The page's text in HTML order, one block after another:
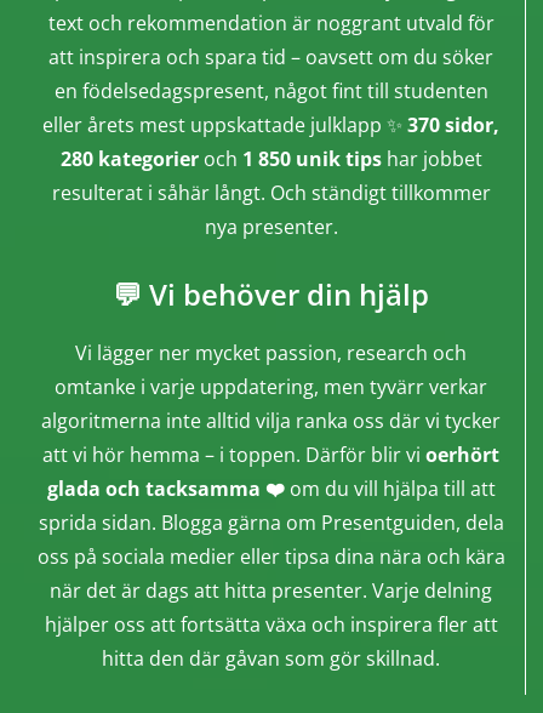
text och rekommendation är noggrant utvald för
att inspirera och spara tid – oavsett om du söker
en födelsedagspresent, något fint till studenten
eller årets mest uppskattade julklapp ✨ 370 sidor,
280 kategorieroch 1 850 unik tipshar jobbet
resulterat i såhär långt. Och ständigt tillkommer
nya presenter.
💬 Vi behöver din hjälp
Vi lägger ner mycket passion, research och
omtanke i varje uppdatering, men tyvärr verkar
algoritmerna inte alltid vilja ranka oss där vi tycker
att vi hör hemma – i toppen. Därför blir vi oerhört
glada och tacksamma ❤️om du vill hjälpa till att
sprida sidan. Blogga gärna om Presentguiden, dela
oss på sociala medier eller tipsa dina nära och kära
när det är dags att hitta presenter. Varje delning
hjälper oss att fortsätta växa och inspirera fler att
hitta den där gåvan som gör skillnad.